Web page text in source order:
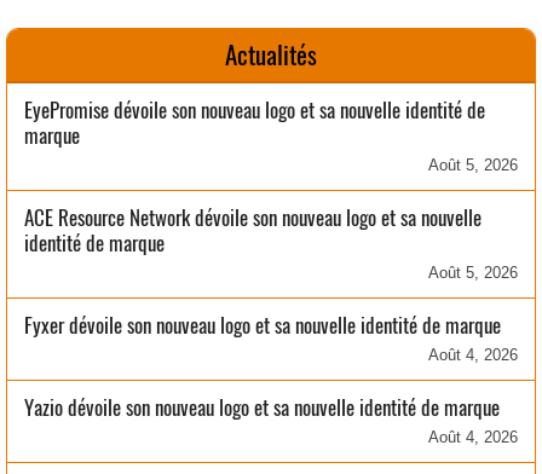
Actualités
EyePromise dévoile son nouveau logo et sa nouvelle identité de
marque
Août 5, 2026
ACE Resource Network dévoile son nouveau logo et sa nouvelle
identité de marque
Août 5, 2026
Fyxer dévoile son nouveau logo et sa nouvelle identité de marque
Août 4, 2026
Yazio dévoile son nouveau logo et sa nouvelle identité de marque
Août 4, 2026